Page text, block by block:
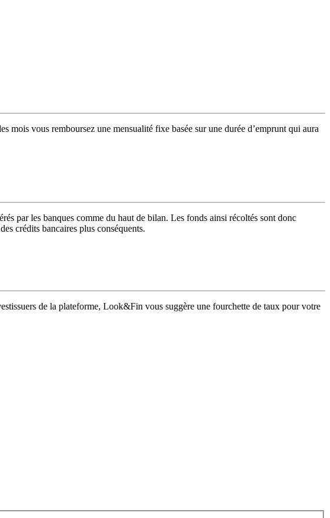
mois vous remboursez une mensualité fixe basée sur une durée d’emprunt qui aura
par les banques comme du haut de bilan. Les fonds ainsi récoltés sont donc
crédits bancaires plus conséquents.
de la plateforme, Look&Fin vous suggère une fourchette de taux pour votre